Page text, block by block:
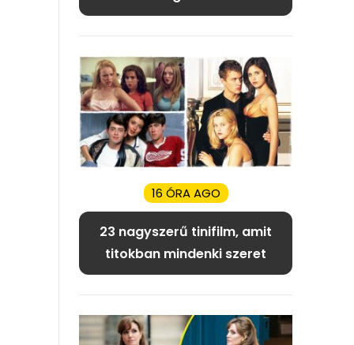
16 ÓRA AGO
23 nagyszerű tinifilm, amit
titokban mindenki szeret